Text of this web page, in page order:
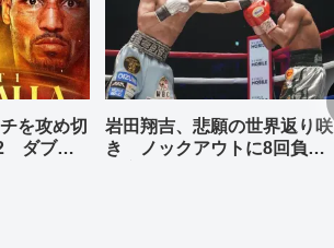
を攻め切
ダブル
岩田翔吉、悲願の世界返り咲
き ノックアウトに8回負傷